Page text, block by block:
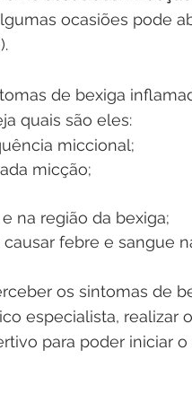
ocasiões pode
de bexiga
quais são eles:
miccional;
micção;
na região da bexiga;
febre e sangue
os sintomas de
especialista, realizar
para poder iniciar